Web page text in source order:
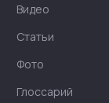
Видео
Статьи
Фото
Глоссарий